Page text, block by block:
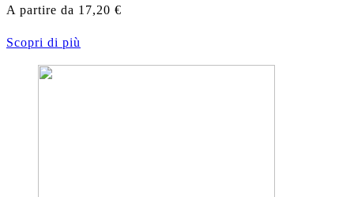
A partire da 17,20 €
Scopri di più